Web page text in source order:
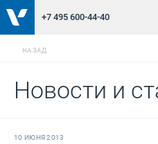
+7 495 600-44-40
НАЗАД
Новости и
10 ИЮНЯ 2013